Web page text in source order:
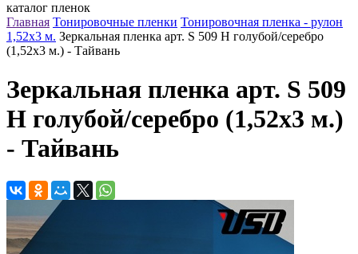
каталог пленок
Главная Тонировочные пленки Тонировочная пленка - рулон
1,52х3 м. Зеркальная пленка арт. S 509 H голубой/серебро
(1,52х3 м.) - Тайвань
Зеркальная пленка арт. S 509
H голубой/серебро (1,52х3 м.)
- Тайвань